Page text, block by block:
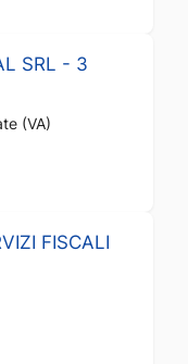
SRL - 3
(VA)
FISCALI